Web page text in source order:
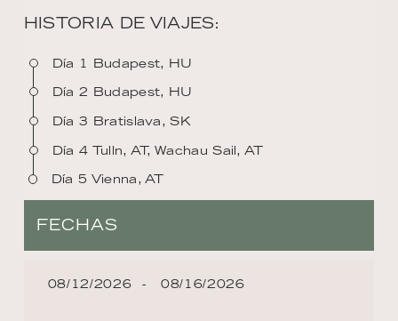
HISTORIA DE VIAJES:
Día 1 Budapest, HU
Día 2 Budapest, HU
Día 3 Bratislava, SK
Día 4 Tulln, AT, Wachau Sail, AT
Día 5 Vienna, AT
FECHAS
08/12/2026 08/16/2026